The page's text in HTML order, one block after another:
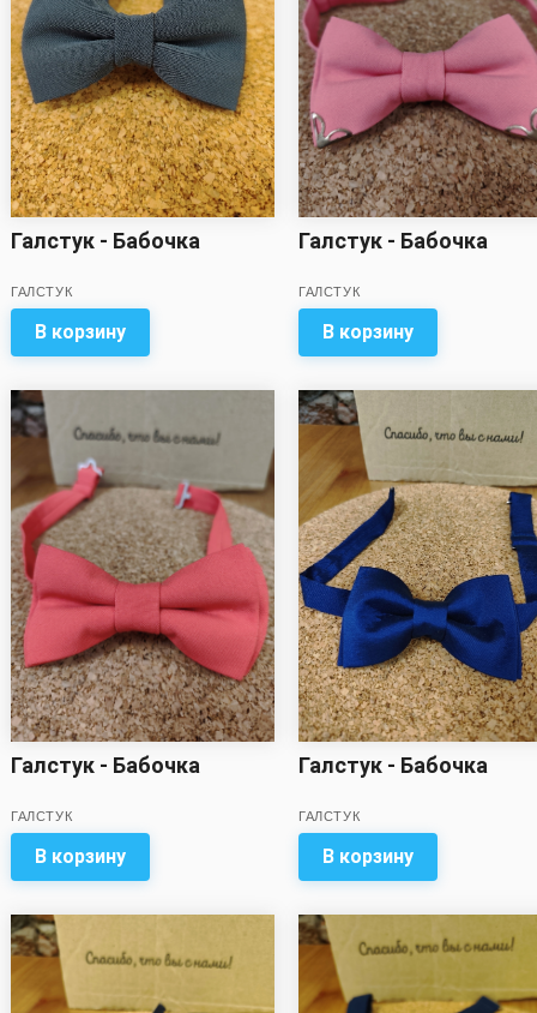
Галстук - Бабочка
ГАЛСТУК
В корзину
Галстук - Бабочка
ГАЛСТУК
В корзину
Галстук - Бабочка
ГАЛСТУК
В корзину
Галстук - Бабочка
ГАЛСТУК
В корзину